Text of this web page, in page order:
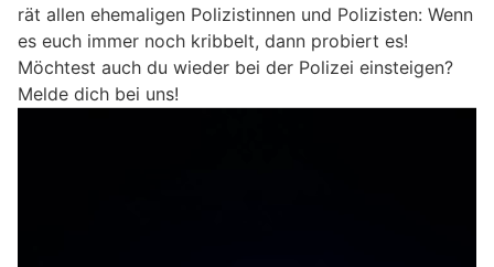
rät allen ehemaligen Polizistinnen und Polizisten: Wenn
es euch immer noch kribbelt, dann probiert es!
Möchtest auch du wieder bei der Polizei einsteigen?
Melde dich bei uns!